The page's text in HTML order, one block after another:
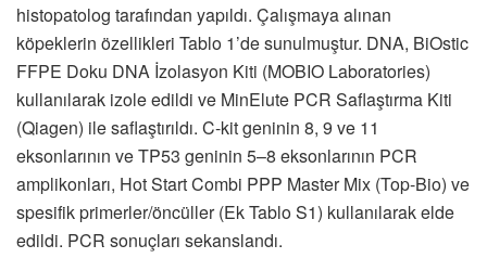
histopatolog tarafından yapıldı. Çalışmaya alınan
köpeklerin özellikleri Tablo 1’de sunulmuştur. DNA, BiOstic
FFPE Doku DNA İzolasyon Kiti (MOBIO Laboratories)
kullanılarak izole edildi ve MinElute PCR Saflaştırma Kiti
(Qiagen) ile saflaştırıldı. C-kit geninin 8, 9 ve 11
eksonlarının ve TP53 geninin 5–8 eksonlarının PCR
amplikonları, Hot Start Combi PPP Master Mix (Top-Bio) ve
spesifik primerler/öncüller (Ek Tablo S1) kullanılarak elde
edildi. PCR sonuçları sekanslandı.